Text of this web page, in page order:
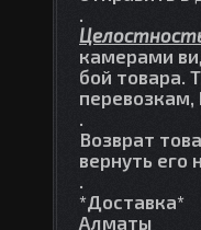
.
камерами
бой товара.
перевозкам,
.
Возврат
вернуть его
.
*Доставка*
Алматы